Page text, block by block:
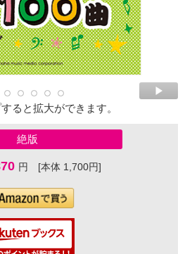
ると拡大ができます。
絶版
円 [本体 1,700円]